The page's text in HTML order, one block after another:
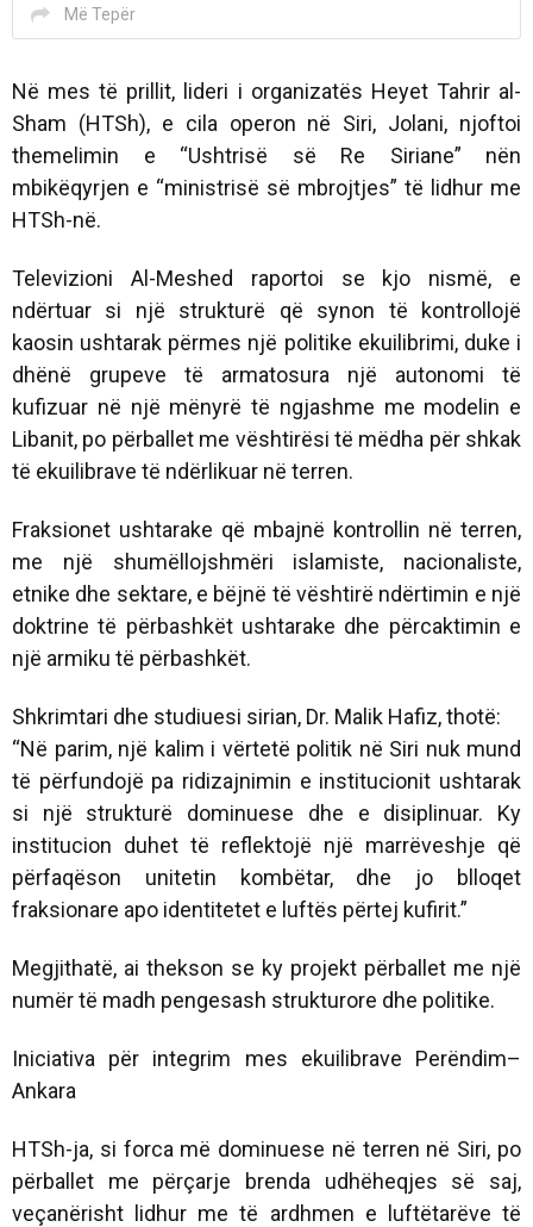
Më Tepër
Në mes të prillit, lideri i organizatës Heyet Tahrir al-
Sham (HTSh), e cila operon në Siri, Jolani, njoftoi
themelimin e “Ushtrisë së Re Siriane” nën
mbikëqyrjen e “ministrisë së mbrojtjes” të lidhur me
HTSh-në.
Televizioni Al-Meshed raportoi se kjo nismë, e
ndërtuar si një strukturë që synon të kontrollojë
kaosin ushtarak përmes një politike ekuilibrimi, duke i
dhënë grupeve të armatosura një autonomi të
kufizuar në një mënyrë të ngjashme me modelin e
Libanit, po përballet me vështirësi të mëdha për shkak
të ekuilibrave të ndërlikuar në terren.
Fraksionet ushtarake që mbajnë kontrollin në terren,
me një shumëllojshmëri islamiste, nacionaliste,
etnike dhe sektare, e bëjnë të vështirë ndërtimin e një
doktrine të përbashkët ushtarake dhe përcaktimin e
një armiku të përbashkët.
Shkrimtari dhe studiuesi sirian, Dr. Malik Hafiz, thotë:
“Në parim, një kalim i vërtetë politik në Siri nuk mund
të përfundojë pa ridizajnimin e institucionit ushtarak
si një strukturë dominuese dhe e disiplinuar. Ky
institucion duhet të reflektojë një marrëveshje që
përfaqëson unitetin kombëtar, dhe jo blloqet
fraksionare apo identitetet e luftës përtej kufirit.”
Megjithatë, ai thekson se ky projekt përballet me një
numër të madh pengesash strukturore dhe politike.
Iniciativa për integrim mes ekuilibrave Perëndim–
Ankara
HTSh-ja, si forca më dominuese në terren në Siri, po
përballet me përçarje brenda udhëheqjes së saj,
veçanërisht lidhur me të ardhmen e luftëtarëve të